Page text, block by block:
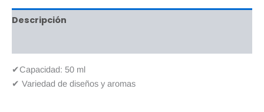
Descripción
✔Capacidad: 50 ml
✔ Variedad de diseños y aromas